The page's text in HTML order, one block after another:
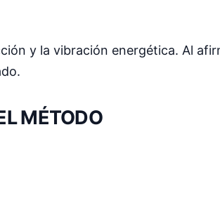
y la vibración energética. Al
MÉTODO